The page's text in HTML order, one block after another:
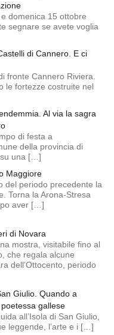
domenica 15 ottobre
segnare se avete voglia
di Cannero. E ci
fronte Cannero Riviera.
le fortezze costruite nel
Al via la sagra
di festa a
della provincia di
su una […]
Maggiore
del periodo precedente la
Torna la Arona-Stresa
aver […]
di Novara
mostra, visitabile fino al
che regala alcune
dell’Ottocento, periodo
Giulio. Quando a
gallese
all’Isola di San Giulio,
leggende, l’arte e i […]